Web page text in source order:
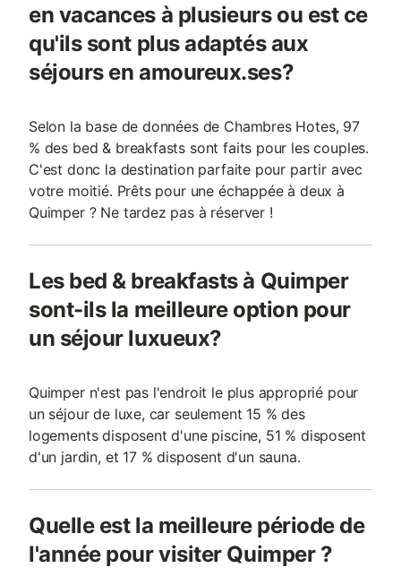
en vacances à plusieurs ou est ce
qu'ils sont plus adaptés aux
séjours en amoureux.ses?
Selon la base de données de Chambres Hotes, 97
% des bed & breakfasts sont faits pour les couples.
C'est donc la destination parfaite pour partir avec
votre moitié. Prêts pour une échappée à deux à
Quimper ? Ne tardez pas à réserver !
Les bed & breakfasts à Quimper
sont-ils la meilleure option pour
un séjour luxueux?
Quimper n'est pas l'endroit le plus approprié pour
un séjour de luxe, car seulement 15 % des
logements disposent d'une piscine, 51 % disposent
d'un jardin, et 17 % disposent d'un sauna.
Quelle est la meilleure période de
l'année pour visiter Quimper ?